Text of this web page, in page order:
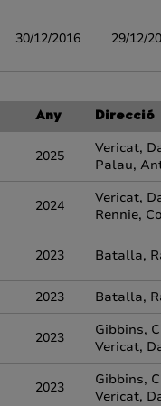
30/12/2016 29/12/
Any Direcció
2025
Vericat,
Palau,
2024
Vericat,
Rennie,
2023 Batalla,
2023 Batalla,
2023
Gibbins,
Vericat,
2023
Gibbins,
Vericat,